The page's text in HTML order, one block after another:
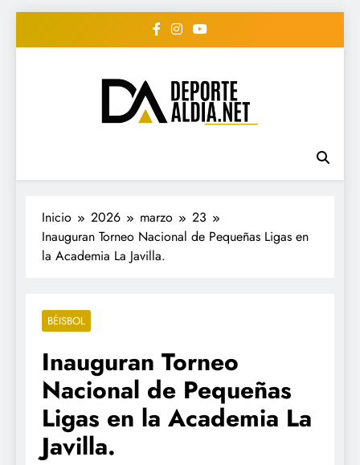
• DEPORTE AL DIA •
"Periodico Deportivo
Digital"
#deportealdiard #deportealdiaperiodico
Inicio 2026 marzo
23
Inauguran Torneo Nacional de Pequeñas Ligas en
la Academia La Javilla.
BÉISBOL
Inauguran Torneo
Nacional de Pequeñas
Ligas en la Academia La
Javilla.